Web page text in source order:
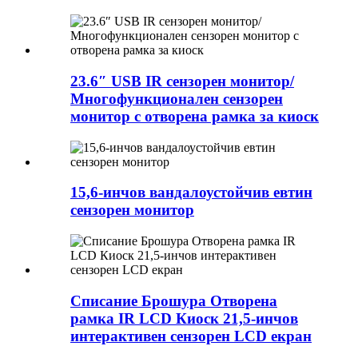
23.6″ USB IR сензорен монитор/
Многофункционален сензорен
монитор с отворена рамка за киоск
15,6-инчов вандалоустойчив евтин
сензорен монитор
Списание Брошура Отворена
рамка IR LCD Киоск 21,5-инчов
интерактивен сензорен LCD екран